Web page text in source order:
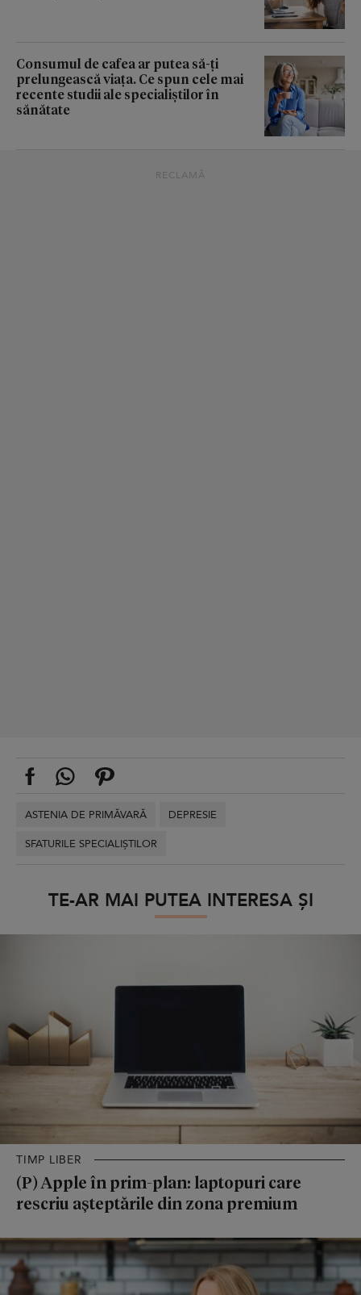
Consumul de cafea ar putea să-ți
prelungească viața. Ce spun cele mai
recente studii ale specialiștilor în
sănătate
RECLAMĂ
ASTENIA DE PRIMĂVARĂ
DEPRESIE
SFATURILE SPECIALIȘTILOR
TE-AR MAI PUTEA INTERESA ȘI
TIMP LIBER
(P) Apple în prim-plan: laptopuri care
rescriu așteptările din zona premium